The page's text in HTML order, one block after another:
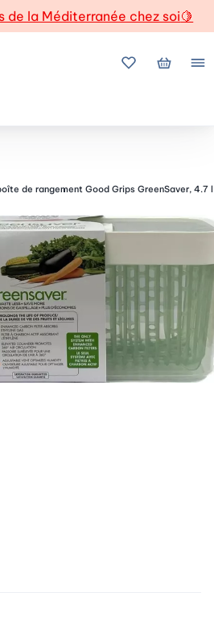
de la Méditerranée chez soi🍋
Mes favoris
Mon
de rangement Good Grips GreenSaver, 4.7 l